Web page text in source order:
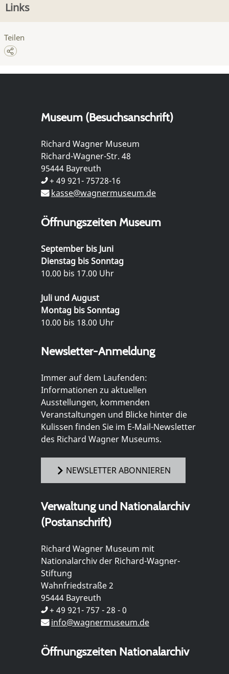
Links
Teilen
Museum (Besuchsanschrift)
Richard Wagner Museum
Richard-Wagner-Str. 48
95444 Bayreuth
+ 49 921- 75728-16
kasse@wagnermuseum.de
Öffnungszeiten Museum
September bis Juni
Dienstag bis Sonntag
10.00 bis 17.00 Uhr
Juli und August
Montag bis Sonntag
10.00 bis 18.00 Uhr
Newsletter-Anmeldung
Immer auf dem Laufenden:
Informationen zu aktuellen
Ausstellungen, kommenden
Veranstaltungen und Blicke hinter die
Kulissen finden Sie im E-Mail-Newsletter
des Richard Wagner Museums.
NEWSLETTER ABONNIEREN
Verwaltung und Nationalarchiv
(Postanschrift)
Richard Wagner Museum mit
Nationalarchiv der Richard-Wagner-
Stiftung
Wahnfriedstraße 2
95444 Bayreuth
+ 49 921- 757 - 28 - 0
info@wagnermuseum.de
Öffnungszeiten Nationalarchiv